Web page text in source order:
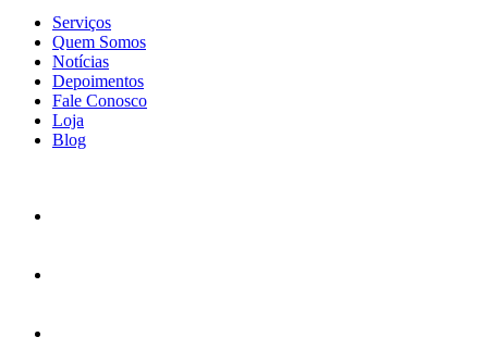
Serviços
Quem Somos
Notícias
Depoimentos
Fale Conosco
Loja
Blog